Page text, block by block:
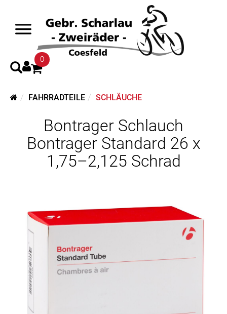
0
FAHRRADTEILE SCHLÄUCHE
Bontrager Schlauch
Bontrager Standard 26 x
1,75–2,125 Schrad